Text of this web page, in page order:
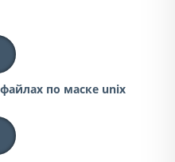
по маске unix